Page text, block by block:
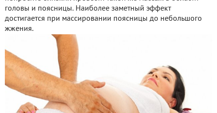
головы и поясницы. Наиболее заметный эффект
достигается при массировании поясницы до небольшого
жжения.